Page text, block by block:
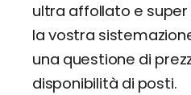
ultra affollato e
la vostra
una questione di
disponibilità di posti.